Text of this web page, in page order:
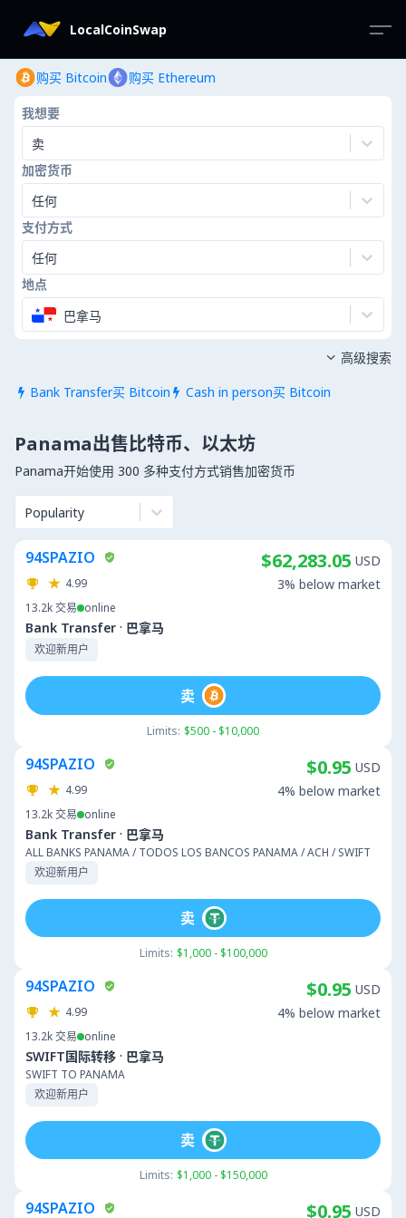
LocalCoinSwap
购买 Bitcoin 购买 Ethereum
我想要
卖
加密货币
任何
支付方式
任何
地点
巴拿马
 Bank Transfer买 Bitcoin  Cash in person买 Bitcoin
 高级搜索
Panama出售比特币、以太坊
Panama开始使用 300 多种支付方式销售加密货币
Popularity
94SPAZIO
4.99
13.2k交易 online
Bank Transfer · 巴拿马
欢迎新用户
$62,283.05 USD
3% below market
Limits: $500 - $10,000
卖
94SPAZIO
4.99
13.2k交易 online
Bank Transfer · 巴拿马
ALL BANKS PANAMA / TODOS LOS BANCOS PANAMA / ACH / SWIFT
欢迎新用户
$0.95 USD
4% below market
Limits: $1,000 - $100,000
卖
94SPAZIO
4.99
13.2k交易 online
SWIFT国际转移 · 巴拿马
SWIFT TO PANAMA
欢迎新用户
$0.95 USD
4% below market
Limits: $1,000 - $150,000
卖
94SPAZIO $0.95 USD